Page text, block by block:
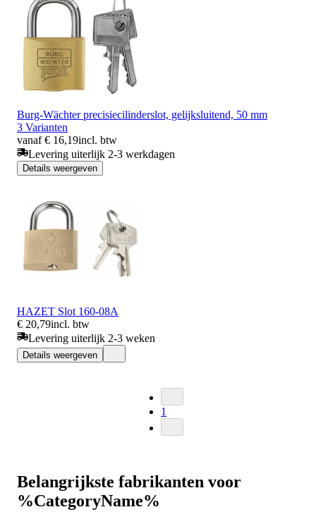
Burg-Wächter precisiecilinderslot, gelijksluitend, 50 mm
3 Varianten
vanaf € 16,19incl. btw
Levering uiterlijk 2-3 werkdagen
Details weergeven
HAZET Slot 160-08A
€ 20,79incl. btw
Levering uiterlijk 2-3 weken
Details weergeven
1
Belangrijkste fabrikanten voor
%CategoryName%